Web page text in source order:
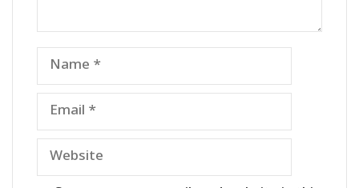
Name
Email
Website